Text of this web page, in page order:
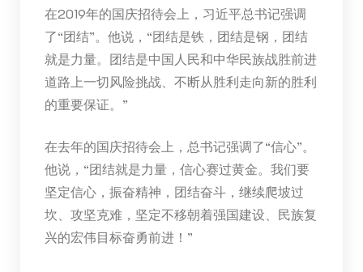
在2019年的国庆招待会上，习近平总书记强调
了“团结”。他说，“团结是铁，团结是钢，团结
就是力量。团结是中国人民和中华民族战胜前进
道路上一切风险挑战、不断从胜利走向新的胜利
的重要保证。”
在去年的国庆招待会上，总书记强调了“信心”。
他说，“团结就是力量，信心赛过黄金。我们要
坚定信心，振奋精神，团结奋斗，继续爬坡过
坎、攻坚克难，坚定不移朝着强国建设、民族复
兴的宏伟目标奋勇前进！”